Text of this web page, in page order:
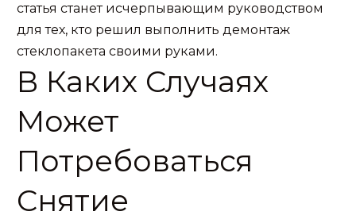
статья станет исчерпывающим руководством
для тех, кто решил выполнить демонтаж
стеклопакета своими руками.
В Каких Случаях
Может
Потребоваться
Снятие